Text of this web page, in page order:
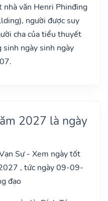
nhà văn Henri Phinđing
người được suy
cha của tiểu thuyết
sinh ngày sinh ngày
2027 là ngày
Sự - Xem ngày tốt
, tức ngày 09-09-
đạo